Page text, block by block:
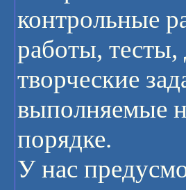
контрольные
работы,
творческие
выполняемые
порядке.
У нас